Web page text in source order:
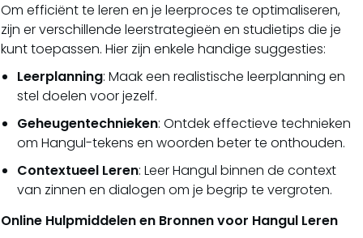
Om efficiënt te leren en je leerproces te optimaliseren,
zijn er verschillende leerstrategieën en studietips die je
kunt toepassen. Hier zijn enkele handige suggesties:
Leerplanning: Maak een realistische leerplanning en
stel doelen voor jezelf.
Geheugentechnieken: Ontdek effectieve technieken
om Hangul-tekens en woorden beter te onthouden.
Contextueel Leren: Leer Hangul binnen de context
van zinnen en dialogen om je begrip te vergroten.
Online Hulpmiddelen en Bronnen voor Hangul Leren